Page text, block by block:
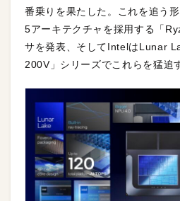
番乗りを果たした。これを追う
5アーキテクチャを採用する「
サを発表、そしてIntelはLunar
200V」シリーズでこれらを猛追